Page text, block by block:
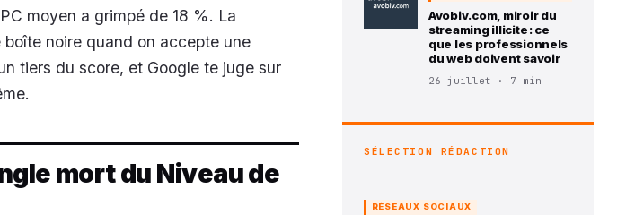
moyen a grimpé de 18 %. La
noire quand on accepte une
tiers du score, et Google te juge sur
mort du Niveau de
Avobiv.com, miroir du
streaming illicite : ce
que les professionnels
du web doivent savoir
26 juillet · 7 min
SÉLECTION RÉDACTION
RÉSEAUX SOCIAUX